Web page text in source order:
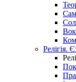
Релігія.